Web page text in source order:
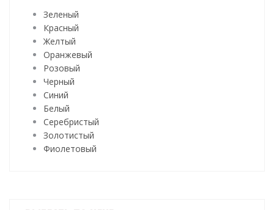
Зеленый
Красный
Желтый
Оранжевый
Розовый
Черный
Синий
Белый
Серебристый
Золотистый
Фиолетовый